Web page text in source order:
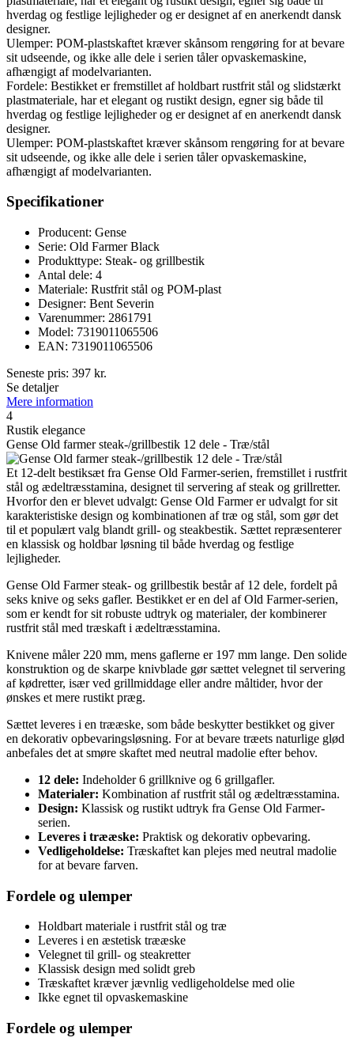
hverdag og festlige lejligheder og er designet af en anerkendt dansk
designer.
Ulemper: POM-plastskaftet kræver skånsom rengøring for at bevare
sit udseende, og ikke alle dele i serien tåler opvaskemaskine,
afhængigt af modelvarianten.
Fordele: Bestikket er fremstillet af holdbart rustfrit stål og slidstærkt
plastmateriale, har et elegant og rustikt design, egner sig både til
hverdag og festlige lejligheder og er designet af en anerkendt dansk
designer.
Ulemper: POM-plastskaftet kræver skånsom rengøring for at bevare
sit udseende, og ikke alle dele i serien tåler opvaskemaskine,
afhængigt af modelvarianten.
Specifikationer
Producent: Gense
Serie: Old Farmer Black
Produkttype: Steak- og grillbestik
Antal dele: 4
Materiale: Rustfrit stål og POM-plast
Designer: Bent Severin
Varenummer: 2861791
Model: 7319011065506
EAN: 7319011065506
Seneste pris: 397 kr.
Se detaljer
Mere information
4
Rustik elegance
Gense Old farmer steak-/grillbestik 12 dele - Træ/stål
Et 12-delt bestiksæt fra Gense Old Farmer-serien, fremstillet i rustfrit
stål og ædeltræsstamina, designet til servering af steak og grillretter.
Hvorfor den er blevet udvalgt: Gense Old Farmer er udvalgt for sit
karakteristiske design og kombinationen af træ og stål, som gør det
til et populært valg blandt grill- og steakbestik. Sættet repræsenterer
en klassisk og holdbar løsning til både hverdag og festlige
lejligheder.
Gense Old Farmer steak- og grillbestik består af 12 dele, fordelt på
seks knive og seks gafler. Bestikket er en del af Old Farmer-serien,
som er kendt for sit robuste udtryk og materialer, der kombinerer
rustfrit stål med træskaft i ædeltræsstamina.
Knivene måler 220 mm, mens gaflerne er 197 mm lange. Den solide
konstruktion og de skarpe knivblade gør sættet velegnet til servering
af kødretter, især ved grillmiddage eller andre måltider, hvor der
ønskes et mere rustikt præg.
Sættet leveres i en trææske, som både beskytter bestikket og giver
en dekorativ opbevaringsløsning. For at bevare træets naturlige glød
anbefales det at smøre skaftet med neutral madolie efter behov.
12 dele: Indeholder 6 grillknive og 6 grillgafler.
Materialer: Kombination af rustfrit stål og ædeltræsstamina.
Design: Klassisk og rustikt udtryk fra Gense Old Farmer-
serien.
Leveres i trææske: Praktisk og dekorativ opbevaring.
Vedligeholdelse: Træskaftet kan plejes med neutral madolie
for at bevare farven.
Fordele og ulemper
Holdbart materiale i rustfrit stål og træ
Leveres i en æstetisk trææske
Velegnet til grill- og steakretter
Klassisk design med solidt greb
Træskaftet kræver jævnlig vedligeholdelse med olie
Ikke egnet til opvaskemaskine
Fordele og ulemper